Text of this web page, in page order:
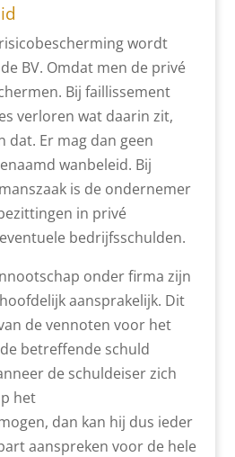
wordt
BV. Omdat men de privé
Bij faillissement
verloren wat daarin zit,
dat. Er mag dan geen
wanbeleid. Bij
is de ondernemer
in privé
bedrijfsschulden.
onder firma zijn
aansprakelijk. Dit
de vennoten voor het
betreffende schuld
de schuldeiser zich
het
dan kan hij dus ieder
aanspreken voor de hele